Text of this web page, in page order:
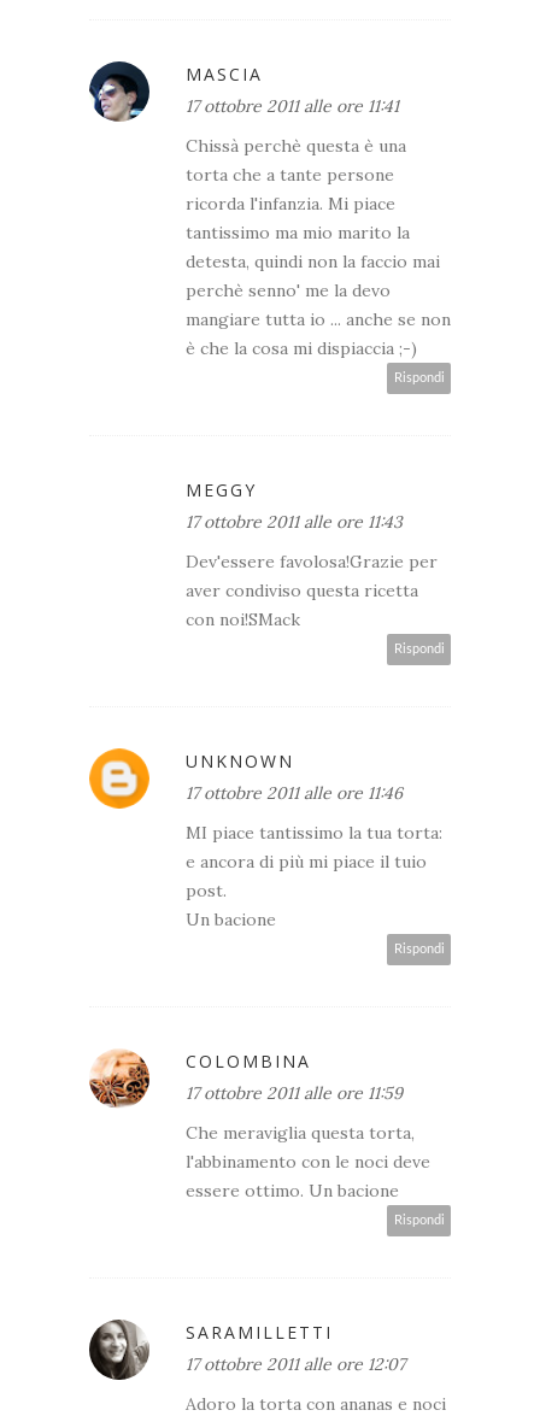
MASCIA
17 ottobre 2011 alle ore 11:41
Chissà perchè questa è una
torta che a tante persone
ricorda l'infanzia. Mi piace
tantissimo ma mio marito la
detesta, quindi non la faccio mai
perchè senno' me la devo
mangiare tutta io ... anche se non
è che la cosa mi dispiaccia ;-)
Rispondi
MEGGY
17 ottobre 2011 alle ore 11:43
Dev'essere favolosa!Grazie per
aver condiviso questa ricetta
con noi!SMack
Rispondi
UNKNOWN
17 ottobre 2011 alle ore 11:46
MI piace tantissimo la tua torta:
e ancora di più mi piace il tuio
post.
Un bacione
Rispondi
COLOMBINA
17 ottobre 2011 alle ore 11:59
Che meraviglia questa torta,
l'abbinamento con le noci deve
essere ottimo. Un bacione
Rispondi
SARAMILLETTI
17 ottobre 2011 alle ore 12:07
Adoro la torta con ananas e noci